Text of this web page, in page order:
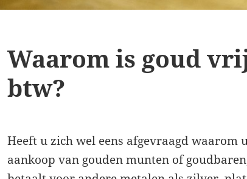
Waarom is goud
btw?
Heeft u zich wel eens afgevraagd waarom
aankoop van gouden munten of